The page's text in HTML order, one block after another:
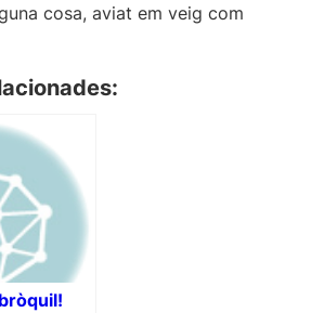
cosa, aviat em veig com